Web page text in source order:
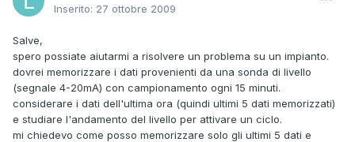
Inserito: 27 ottobre 2009
Salve,
spero possiate aiutarmi a risolvere un problema su un impianto.
dovrei memorizzare i dati provenienti da una sonda di livello
(segnale 4-20mA) con campionamento ogni 15 minuti.
considerare i dati dell'ultima ora (quindi ultimi 5 dati memorizzati)
e studiare l'andamento del livello per attivare un ciclo.
mi chiedevo come posso memorizzare solo gli ultimi 5 dati e